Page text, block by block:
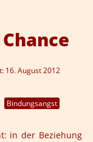
16. August 2012
Bindungsangst
in der Beziehung